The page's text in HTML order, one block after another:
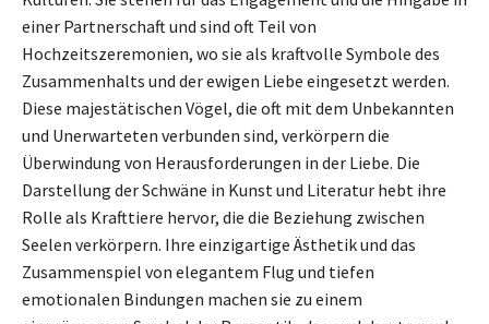
einer Partnerschaft und sind oft Teil von
Hochzeitszeremonien, wo sie als kraftvolle Symbole des
Zusammenhalts und der ewigen Liebe eingesetzt werden.
Diese majestätischen Vögel, die oft mit dem Unbekannten
und Unerwarteten verbunden sind, verkörpern die
Überwindung von Herausforderungen in der Liebe. Die
Darstellung der Schwäne in Kunst und Literatur hebt ihre
Rolle als Krafttiere hervor, die die Beziehung zwischen
Seelen verkörpern. Ihre einzigartige Ästhetik und das
Zusammenspiel von elegantem Flug und tiefen
emotionalen Bindungen machen sie zu einem